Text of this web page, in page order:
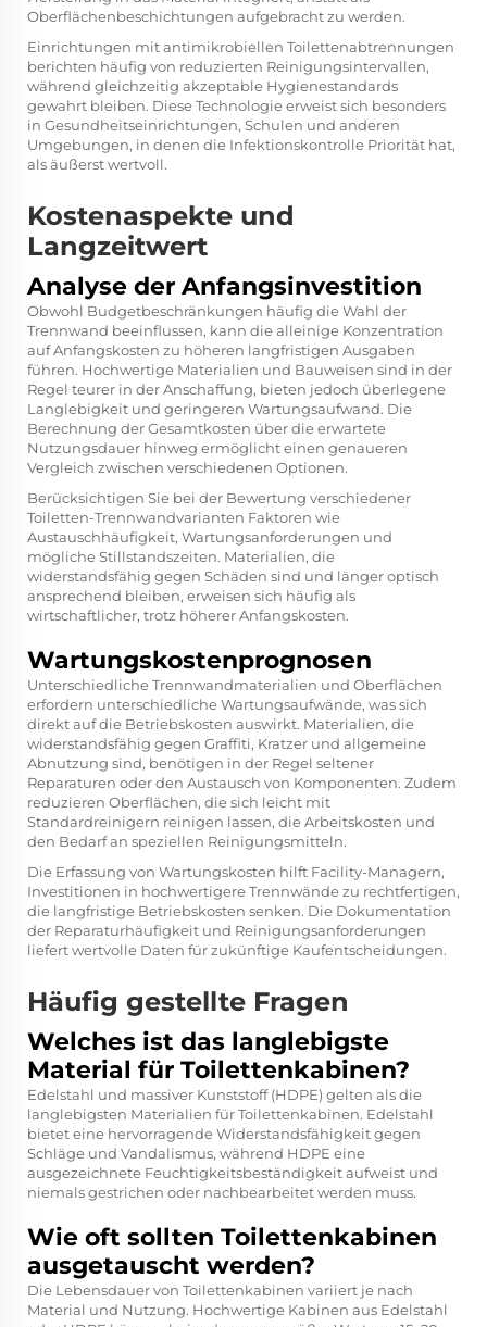
Oberflächenbeschichtungen aufgebracht zu werden.
Einrichtungen mit antimikrobiellen Toilettenabtrennungen
berichten häufig von reduzierten Reinigungsintervallen,
während gleichzeitig akzeptable Hygienestandards
gewahrt bleiben. Diese Technologie erweist sich besonders
in Gesundheitseinrichtungen, Schulen und anderen
Umgebungen, in denen die Infektionskontrolle Priorität hat,
als äußerst wertvoll.
Kostenaspekte und
Langzeitwert
Analyse der Anfangsinvestition
Obwohl Budgetbeschränkungen häufig die Wahl der
Trennwand beeinflussen, kann die alleinige Konzentration
auf Anfangskosten zu höheren langfristigen Ausgaben
führen. Hochwertige Materialien und Bauweisen sind in der
Regel teurer in der Anschaffung, bieten jedoch überlegene
Langlebigkeit und geringeren Wartungsaufwand. Die
Berechnung der Gesamtkosten über die erwartete
Nutzungsdauer hinweg ermöglicht einen genaueren
Vergleich zwischen verschiedenen Optionen.
Berücksichtigen Sie bei der Bewertung verschiedener
Toiletten-Trennwandvarianten Faktoren wie
Austauschhäufigkeit, Wartungsanforderungen und
mögliche Stillstandszeiten. Materialien, die
widerstandsfähig gegen Schäden sind und länger optisch
ansprechend bleiben, erweisen sich häufig als
wirtschaftlicher, trotz höherer Anfangskosten.
Wartungskostenprognosen
Unterschiedliche Trennwandmaterialien und Oberflächen
erfordern unterschiedliche Wartungsaufwände, was sich
direkt auf die Betriebskosten auswirkt. Materialien, die
widerstandsfähig gegen Graffiti, Kratzer und allgemeine
Abnutzung sind, benötigen in der Regel seltener
Reparaturen oder den Austausch von Komponenten. Zudem
reduzieren Oberflächen, die sich leicht mit
Standardreinigern reinigen lassen, die Arbeitskosten und
den Bedarf an speziellen Reinigungsmitteln.
Die Erfassung von Wartungskosten hilft Facility-Managern,
Investitionen in hochwertigere Trennwände zu rechtfertigen,
die langfristige Betriebskosten senken. Die Dokumentation
der Reparaturhäufigkeit und Reinigungsanforderungen
liefert wertvolle Daten für zukünftige Kaufentscheidungen.
Häufig gestellte Fragen
Welches ist das langlebigste
Material für Toilettenkabinen?
Edelstahl und massiver Kunststoff (HDPE) gelten als die
langlebigsten Materialien für Toilettenkabinen. Edelstahl
bietet eine hervorragende Widerstandsfähigkeit gegen
Schläge und Vandalismus, während HDPE eine
ausgezeichnete Feuchtigkeitsbeständigkeit aufweist und
niemals gestrichen oder nachbearbeitet werden muss.
Wie oft sollten Toilettenkabinen
ausgetauscht werden?
Die Lebensdauer von Toilettenkabinen variiert je nach
Material und Nutzung. Hochwertige Kabinen aus Edelstahl